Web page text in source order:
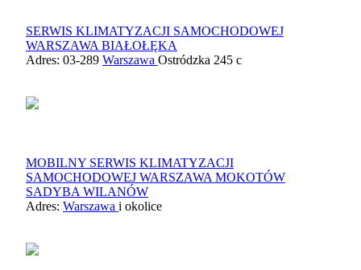
SERWIS KLIMATYZACJI SAMOCHODOWEJ
WARSZAWA BIAŁOŁĘKA
Adres: 03-289 Warszawa Ostródzka 245 c
MOBILNY SERWIS KLIMATYZACJI
SAMOCHODOWEJ WARSZAWA MOKOTÓW
SADYBA WILANÓW
Adres: Warszawa i okolice